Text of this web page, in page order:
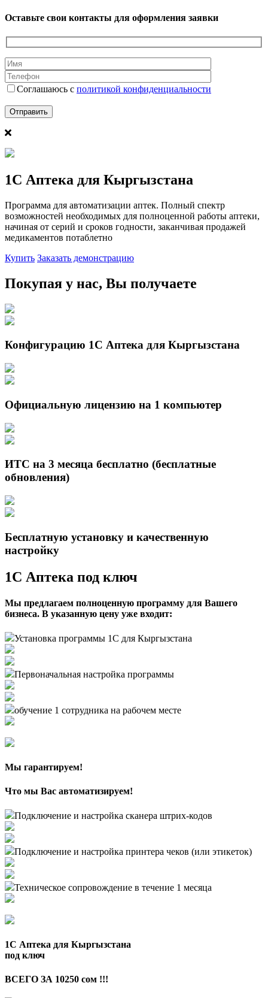
Оставьте свои контакты для оформления заявки
Соглашаюсь с политикой конфиденциальности
1С Аптека для Кыргызстана
Программа для автоматизации аптек. Полный спектр
возможностей необходимых для полноценной работы аптеки,
начиная от серий и сроков годности, заканчивая продажей
медикаментов потаблетно
Купить Заказать демонстрацию
Покупая у нас, Вы получаете
Конфигурацию 1С Аптека для Кыргызстана
Официальную лицензию на 1 компьютер
ИТС на 3 месяца бесплатно (бесплатные
обновления)
Бесплатную установку и качественную
настройку
1С Аптека под ключ
Мы предлагаем полноценную программу для Вашего
бизнеса. В указанную цену уже входит:
Установка программы 1С для Кыргызстана
Первоначальная настройка программы
обучение 1 сотрудника на рабочем месте
Мы гарантируем!
Что мы Вас автоматизируем!
Подключение и настройка сканера штрих-кодов
Подключение и настройка принтера чеков (или этикеток)
Техническое сопровождение в течение 1 месяца
1С Аптека для Кыргызстана
под ключ
ВСЕГО ЗА 10250 сом !!!